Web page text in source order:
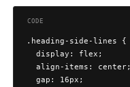
.heading-side-lines {
  display: flex;
  align-items: center;
  gap: 16px;